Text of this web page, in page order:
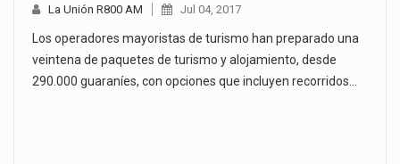
La Unión R800 AM Jul 04, 2017
Los operadores mayoristas de turismo han preparado una
veintena de paquetes de turismo y alojamiento, desde
290.000 guaraníes, con opciones que incluyen recorridos…